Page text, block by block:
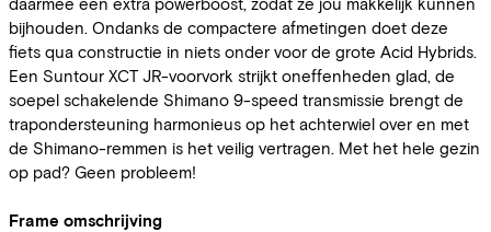
bijhouden. Ondanks de compactere afmetingen doet deze
fiets qua constructie in niets onder voor de grote Acid Hybrids.
Een Suntour XCT JR-voorvork strijkt oneffenheden glad, de
soepel schakelende Shimano 9-speed transmissie brengt de
trapondersteuning harmonieus op het achterwiel over en met
de Shimano-remmen is het veilig vertragen. Met het hele gezin
op pad? Geen probleem!
Frame omschrijving